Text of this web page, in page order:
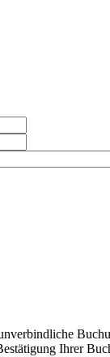
Ihrer